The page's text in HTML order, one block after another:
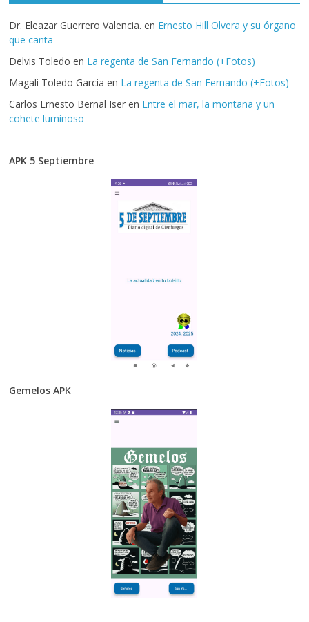
Dr. Eleazar Guerrero Valencia. en Ernesto Hill Olvera y su órgano
que canta
Delvis Toledo en La regenta de San Fernando (+Fotos)
Magali Toledo Garcia en La regenta de San Fernando (+Fotos)
Carlos Ernesto Bernal Iser en Entre el mar, la montaña y un
cohete luminoso
APK 5 Septiembre
Gemelos APK